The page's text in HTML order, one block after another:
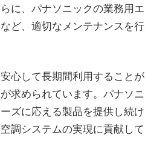
に、パナソニックの業務用エ
ど、適切なメンテナンスを行
心して長期間利用することが
求められています。パナソニ
ズに応える製品を提供し続け
調システムの実現に貢献して